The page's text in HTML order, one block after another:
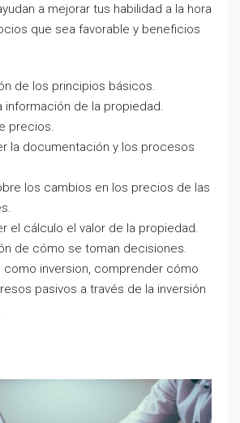
a mejorar tus habilidad a la hora
que sea favorable y beneficios
de los principios básicos.
información de la propiedad.
precios.
la documentación y los procesos
los cambios en los precios de las
el cálculo el valor de la propiedad.
de cómo se toman decisiones.
como inversion, comprender cómo
pasivos a través de la inversión